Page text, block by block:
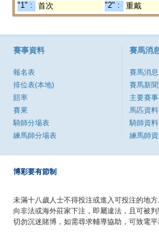
"1" :
首次 "2" : 重戴
賽事資料
報名表
排位表(本地)
賠率
賽果
騎師分場表
練馬師分場表
賽馬消
賽馬消息
賽馬新
主要賽事
馬匹資料
騎師資料
練馬師
博彩要有節制
未滿十八歲人士不得投注或進入可投注的地方
向非法或海外莊家下注，即屬違法，且可被判
切勿沉迷賭博，如需尋求輔導協助，可致電平